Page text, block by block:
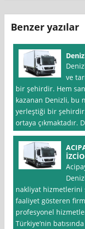
Benzer yazılar
ve
bir şehirdir. Hem
kazanan Denizli, bu
yerleştiği bir
ortaya çıkmaktadır.
nakliyat hizmetlerini
faaliyet gösteren
profesyonel
Türkiye’nin